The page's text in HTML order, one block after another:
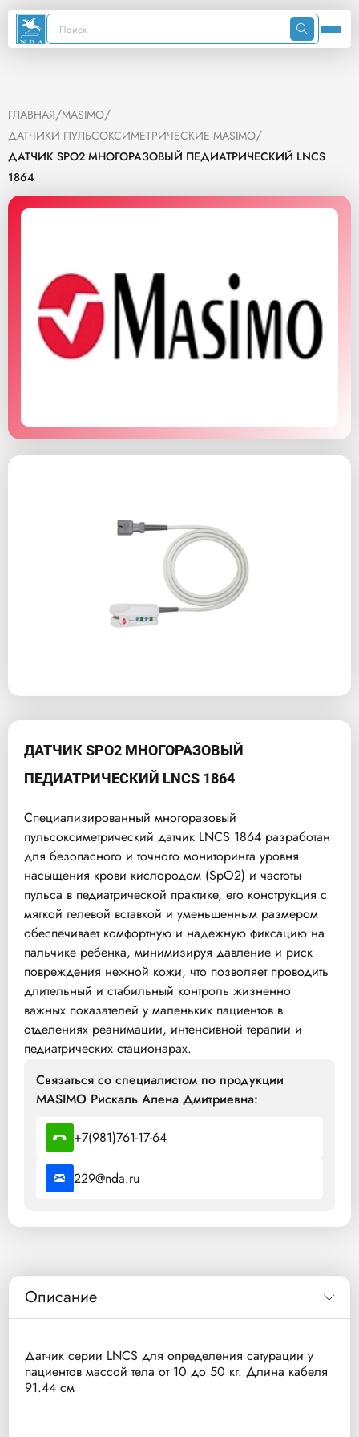
ГЛАВНАЯ/MASIMO/
ДАТЧИКИ ПУЛЬСОКСИМЕТРИЧЕСКИЕ MASIMO/
ДАТЧИК SPO2 МНОГОРАЗОВЫЙ ПЕДИАТРИЧЕСКИЙ LNCS
1864
ДАТЧИК SPO2 МНОГОРАЗОВЫЙ
ПЕДИАТРИЧЕСКИЙ LNCS 1864
Специализированный многоразовый
пульсоксиметрический датчик LNCS 1864 разработан
для безопасного и точного мониторинга уровня
насыщения крови кислородом (SpO2) и частоты
пульса в педиатрической практике, его конструкция с
мягкой гелевой вставкой и уменьшенным размером
обеспечивает комфортную и надежную фиксацию на
пальчике ребенка, минимизируя давление и риск
повреждения нежной кожи, что позволяет проводить
длительный и стабильный контроль жизненно
важных показателей у маленьких пациентов в
отделениях реанимации, интенсивной терапии и
педиатрических стационарах.
Связаться со специалистом по продукции
MASIMO Рискаль Алена Дмитриевна:
+7(981)761-17-64
229@nda.ru
Описание
Датчик серии LNCS для определения сатурации у
пациентов массой тела от 10 до 50 кг. Длина кабеля
91.44 см